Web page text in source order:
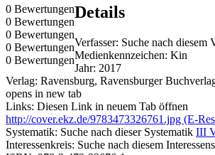
0 Bewertungen
0 Bewertungen
0 Bewertungen
0 Bewertungen
0 Bewertungen
Details
Verfasser: Suche nach diesem
Medienkennzeichen: Kin
Jahr: 2017
Verlag: Ravensburg, Ravensburger
opens in new tab
Links: Diesen Link in neuem Tab öffnen
http://cover.ekz.de/9783473326761.jpg (E-
Systematik: Suche nach dieser Systematik III
Interessenkreis: Suche nach diesem